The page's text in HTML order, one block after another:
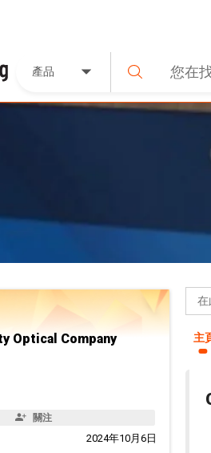
產品
Optical Company
關注
2024年10月6日
主